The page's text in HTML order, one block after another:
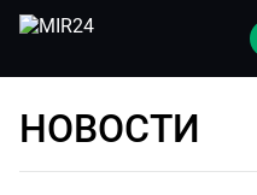
НОВОСТИ